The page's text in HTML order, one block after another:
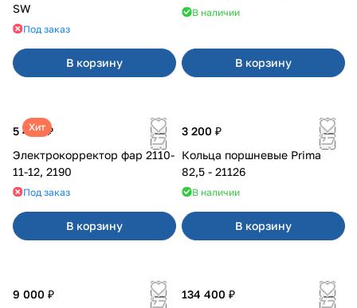
SW
Под заказ
В корзину
В наличии
В корзину
Хит
5 400 ₽
Электрокорректор фар 2110-
11-12, 2190
Под заказ
В корзину
3 200 ₽
Кольца поршневые Prima
82,5 - 21126
В наличии
В корзину
9 000 ₽ 134 400 ₽